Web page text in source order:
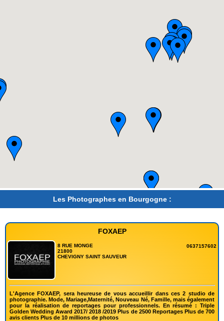
Les Photographes en Bourgogne :
FOXAEP
8 RUE MONGE
21800
CHEVIGNY SAINT SAUVEUR
0637157602
L'Agence FOXAEP, sera heureuse de vous accueillir dans ces 2 studio de
photographie. Mode, Mariage,Maternité, Nouveau Né, Famille, mais également
pour la réalisation de reportages pour professionnels. En résumé : Triple
Golden Wedding Award 2017/ 2018 /2019 Plus de 2500 Reportages Plus de 700
avis clients Plus de 10 millions de photos